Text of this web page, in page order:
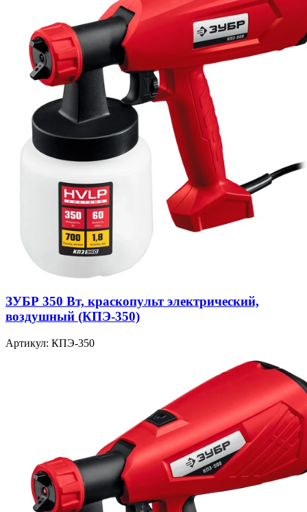
ЗУБР 350 Вт, краскопульт электрический,
воздушный (КПЭ-350)
Артикул: КПЭ-350